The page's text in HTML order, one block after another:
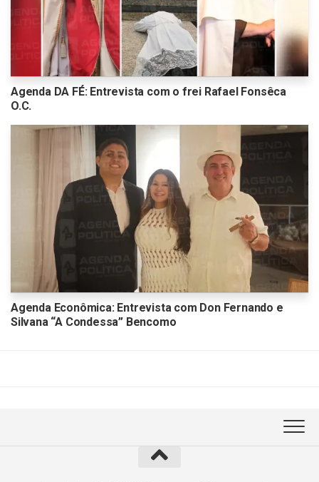
Agenda DA FÉ: Entrevista com o frei Rafael Fonsêca
O.C.
Agenda Econômica: Entrevista com Don Fernando e
Silvana “A Condessa” Bencomo